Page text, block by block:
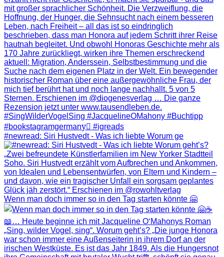
#newread: Siri Hustvedt - Was ich liebte Worum ge
Wenn man doch immer so in den Tag starten könnte 🤗